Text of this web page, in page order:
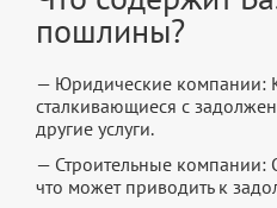
пошлины?
— Юридические компании:
сталкивающиеся с
другие услуги.
— Строительные компании:
что может приводить к